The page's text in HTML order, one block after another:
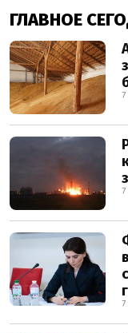
ГЛАВНОЕ
7
7
7